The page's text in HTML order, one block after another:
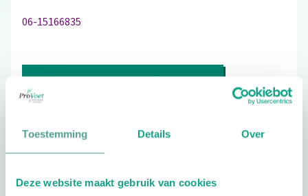
Toestemming Details Over
Deze website maakt gebruik van cookies
06-15166835
Bezoek de website
Schrijf ook een review
Aandachtsgebieden